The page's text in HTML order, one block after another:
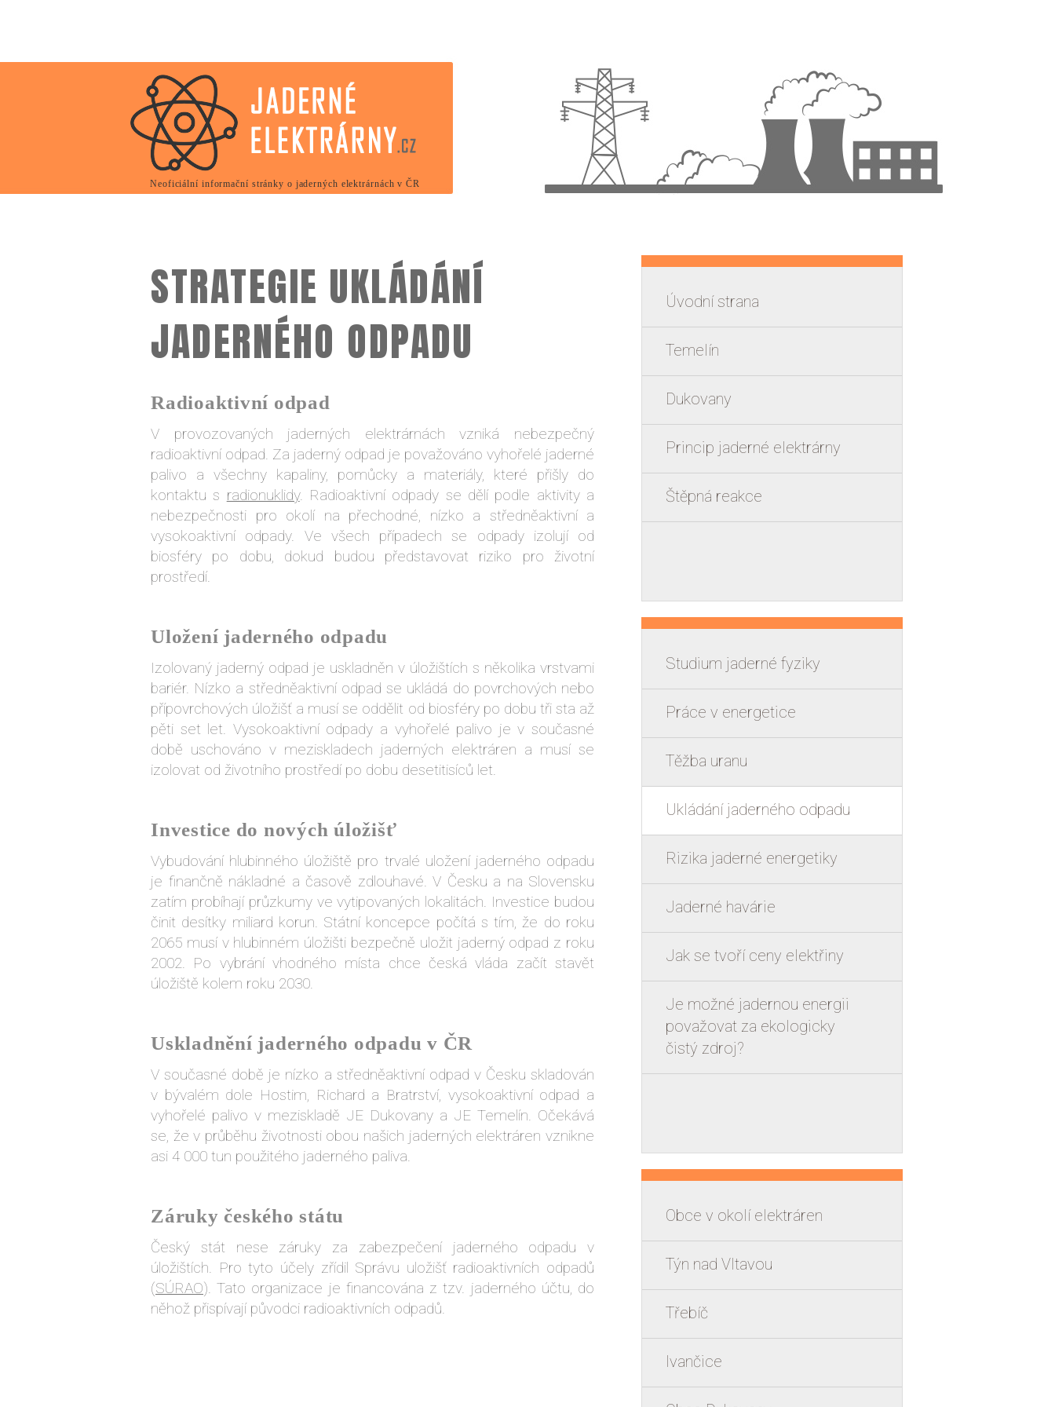
Neoficiální informační stránky o jaderných elektrárnách v ČR
STRATEGIE UKLÁDÁNÍ
JADERNÉHO ODPADU
Radioaktivní odpad
V provozovaných jaderných elektrárnách vzniká nebezpečný
radioaktivní odpad. Za jaderný odpad je považováno vyhořelé jaderné
palivo a všechny kapaliny, pomůcky a materiály, které přišly do
kontaktu s radionuklidy. Radioaktivní odpady se dělí podle aktivity a
nebezpečnosti pro okolí na přechodné, nízko a středněaktivní a
vysokoaktivní odpady. Ve všech případech se odpady izolují od
biosféry po dobu, dokud budou představovat riziko pro životní
prostředí.
Uložení jaderného odpadu
Izolovaný jaderný odpad je uskladněn v úložištích s několika vrstvami
bariér. Nízko a středněaktivní odpad se ukládá do povrchových nebo
přípovrchových úložišť a musí se oddělit od biosféry po dobu tři sta až
pěti set let. Vysokoaktivní odpady a vyhořelé palivo je v současné
době uschováno v meziskladech jaderných elektráren a musí se
izolovat od životního prostředí po dobu desetitisíců let.
Investice do nových úložišť
Vybudování hlubinného úložiště pro trvalé uložení jaderného odpadu
je finančně nákladné a časově zdlouhavé. V Česku a na Slovensku
zatím probíhají průzkumy ve vytipovaných lokalitách. Investice budou
činit desítky miliard korun. Státní koncepce počítá s tím, že do roku
2065 musí v hlubinném úložišti bezpečně uložit jaderný odpad z roku
2002. Po vybrání vhodného místa chce česká vláda začít stavět
úložiště kolem roku 2030.
Uskladnění jaderného odpadu v ČR
V současné době je nízko a středněaktivní odpad v Česku skladován
v bývalém dole Hostim, Richard a Bratrství, vysokoaktivní odpad a
vyhořelé palivo v meziskladě JE Dukovany a JE Temelín. Očekává
se, že v průběhu životnosti obou našich jaderných elektráren vznikne
asi 4 000 tun použitého jaderného paliva.
Záruky českého státu
Český stát nese záruky za zabezpečení jaderného odpadu v
úložištích. Pro tyto účely zřídil Správu uložišť radioaktivních odpadů
(SÚRAO). Tato organizace je financována z tzv. jaderného účtu, do
něhož přispívají původci radioaktivních odpadů.
Úvodní strana
Temelín
Dukovany
Princip jaderné elektrárny
Štěpná reakce
Studium jaderné fyziky
Práce v energetice
Těžba uranu
Ukládání jaderného odpadu
Rizika jaderné energetiky
Jaderné havárie
Jak se tvoří ceny elektřiny
Je možné jadernou energii
považovat za ekologicky
čistý zdroj?
Obce v okolí elektráren
Týn nad Vltavou
Třebíč
Ivančice